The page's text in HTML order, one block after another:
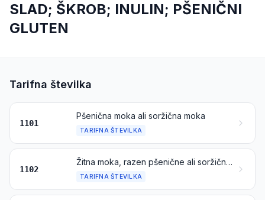
SLAD; ŠKROB; INULIN; PŠENIČNI
GLUTEN
Tarifna številka
1101
Pšenična moka ali soržična moka
TARIFNA ŠTEVILKA
1102
Žitna moka, razen pšenične ali soržične moke
TARIFNA ŠTEVILKA